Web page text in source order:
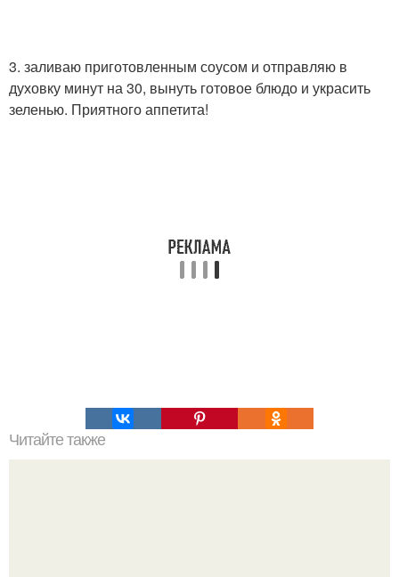
3. заливаю приготовленным соусом и отправляю в
духовку минут на 30, вынуть готовое блюдо и украсить
зеленью. Приятного аппетита!
Читайте также